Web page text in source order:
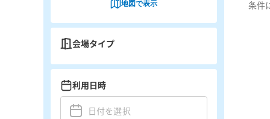
条件
地図で表示
会場タイプ
利用日時